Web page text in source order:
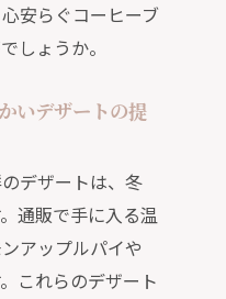
安らぐコーヒーブ
しょうか。
いデザートの提
デザートは、冬
通販で手に入る温
アップルパイや
これらのデザート